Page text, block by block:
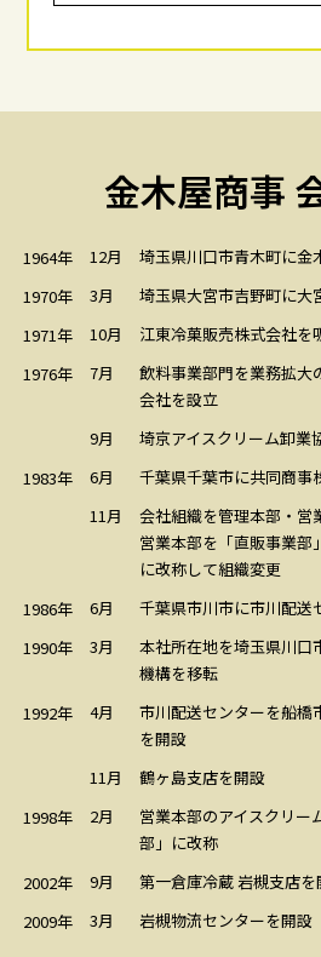
金木屋商事
1964年 12月
埼玉県川口市青木町に金
1970年
3月
埼玉県大宮市吉野町に大
1971年
10月
江東冷菓販売株式会社を
1976年
7月
9月
飲料事業部門を業務拡大
会社を設立
埼京アイスクリーム卸業
1983年
6月
11月
千葉県千葉市に共同商事
会社組織を管理本部・営
営業本部を「直販事業部
に改称して組織変更
1986年
6月
千葉県市川市に市川配送
1990年
3月
本社所在地を埼玉県川口
機構を移転
1992年
4月
11月
市川配送センターを船橋
を開設
鶴ヶ島支店を開設
1998年
2月
営業本部のアイスクリー
部」に改称
2002年
9月
第一倉庫冷蔵 岩槻支店を
2009年
3月 岩槻物流センターを開設